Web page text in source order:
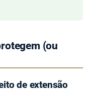
(ou
de extensão